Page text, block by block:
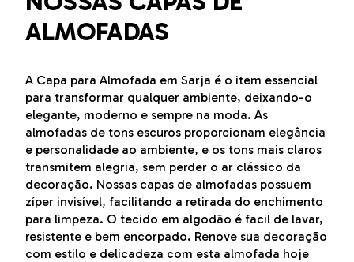
ALMOFADAS
A Capa para Almofada em Sarja é o item essencial
para transformar qualquer ambiente, deixando-o
elegante, moderno e sempre na moda. As
almofadas de tons escuros proporcionam elegância
e personalidade ao ambiente, e os tons mais claros
transmitem alegria, sem perder o ar clássico da
decoração. Nossas capas de almofadas possuem
zíper invisível, facilitando a retirada do enchimento
para limpeza. O tecido em algodão é facil de lavar,
resistente e bem encorpado. Renove sua decoração
com estilo e delicadeza com esta almofada hoje